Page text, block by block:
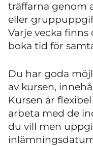
träffarna genom
eller
Varje vecka
boka tid för
Du har goda
av kursen,
Kursen är
arbeta med de
du vill men